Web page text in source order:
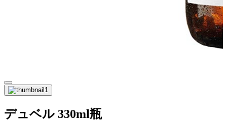
デュベル 330ml瓶